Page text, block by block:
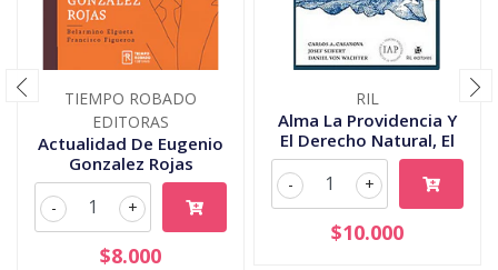
TIEMPO ROBADO
EDITORAS
Actualidad De Eugenio
Gonzalez Rojas
+
-
$8.000
RIL
Alma La Providencia Y
El Derecho Natural, El
+
-
$10.000